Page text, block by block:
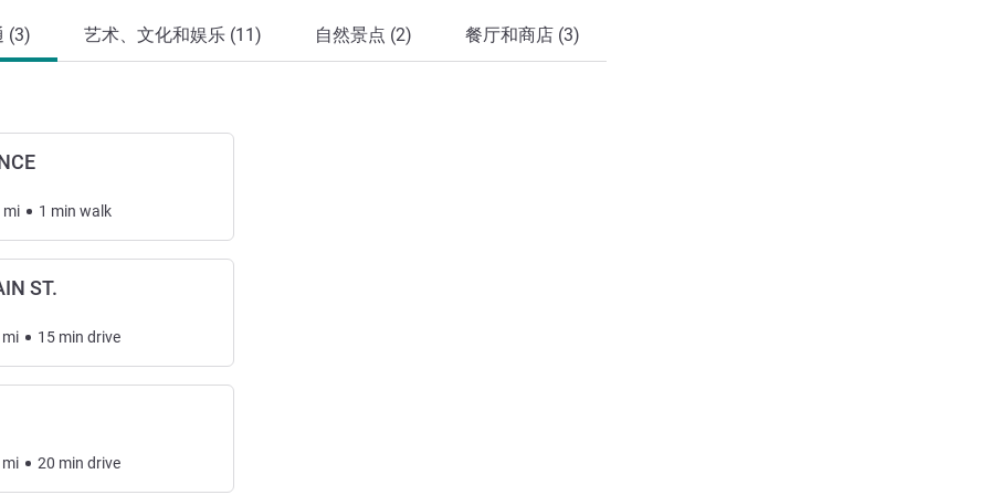
(3) 艺术、文化和娱乐 (11) 自然景点 (2) 餐厅和商店 (3)
mi 1 min walk
ST.
mi 15 min drive
mi 20 min drive